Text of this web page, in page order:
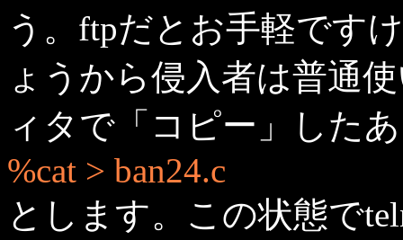
う。ftpだとお手軽です
ょうから侵入者は普通
ィタで「コピー」した
%cat > ban24.c
とします。この状態で